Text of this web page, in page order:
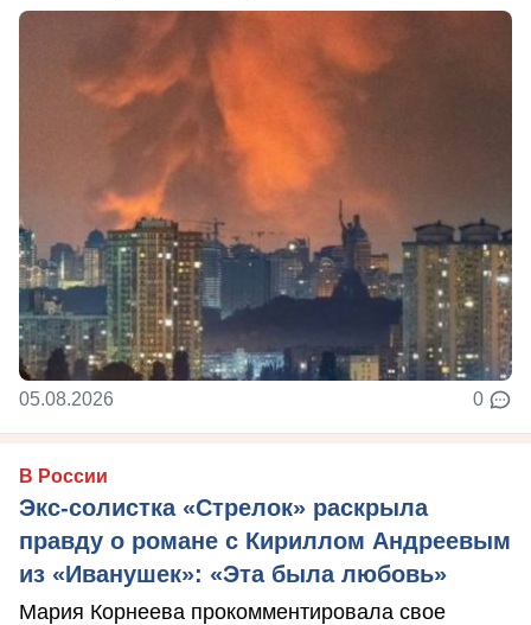
05.08.2026 0
В России
Экс-солистка «Стрелок» раскрыла
правду о романе с Кириллом Андреевым
из «Иванушек»: «Эта была любовь»
Мария Корнеева прокомментировала свое